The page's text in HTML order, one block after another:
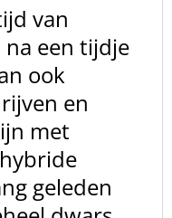
van
na een tijdje
ook
en
met
hybride
geleden